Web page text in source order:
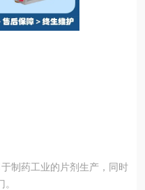
制药工业的片剂生产，同时